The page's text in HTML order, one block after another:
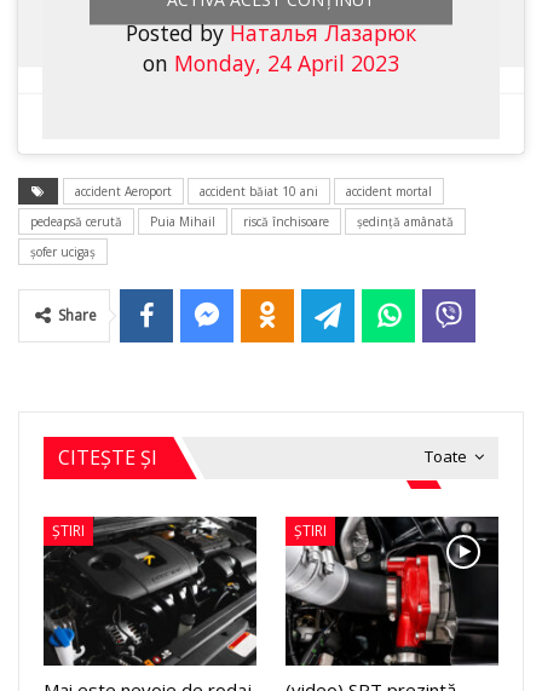
Posted byНаталья Лазарюк
on Monday, 24 April 2023
accident Aeroport accident băiat 10 ani
accident mortal
pedeapsă cerută
Puia Mihail riscă închisoare
şedinţă amânată
şofer ucigaş
Share
Toate
CITEȘTE ȘI
ȘTIRI ȘTIRI